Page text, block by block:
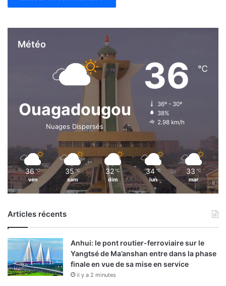
Météo
Ouagadougou
Nuages Dispersés
36 ℃
36º - 30º
38%
2.98 km/h
36 ℃
ven
35 ℃
sam
32 ℃
dim
34 ℃
lun
33 ℃
mar
Articles récents
Anhui: le pont routier-ferroviaire sur le
Yangtsé de Ma’anshan entre dans la phase
finale en vue de sa mise en service
il y a 2 minutes